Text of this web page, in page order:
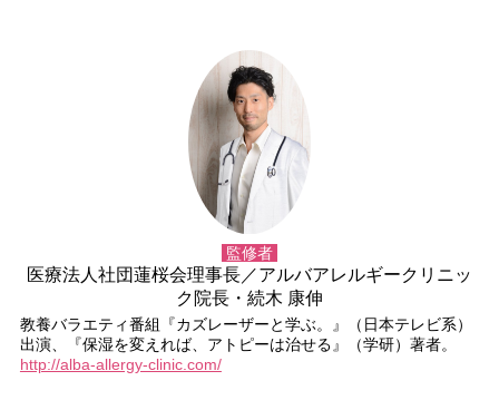
監修者
医療法人社団蓮桜会理事長／アルバアレルギークリニッ
ク院長・続木 康伸
教養バラエティ番組『カズレーザーと学ぶ。』（日本テレビ系）
出演、『保湿を変えれば、アトピーは治せる』（学研）著者。
http://alba-allergy-clinic.com/